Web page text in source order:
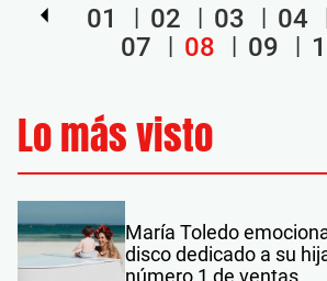
01 02 03 04
07
08 09
Lo más visto
María Toledo
disco dedicado a su